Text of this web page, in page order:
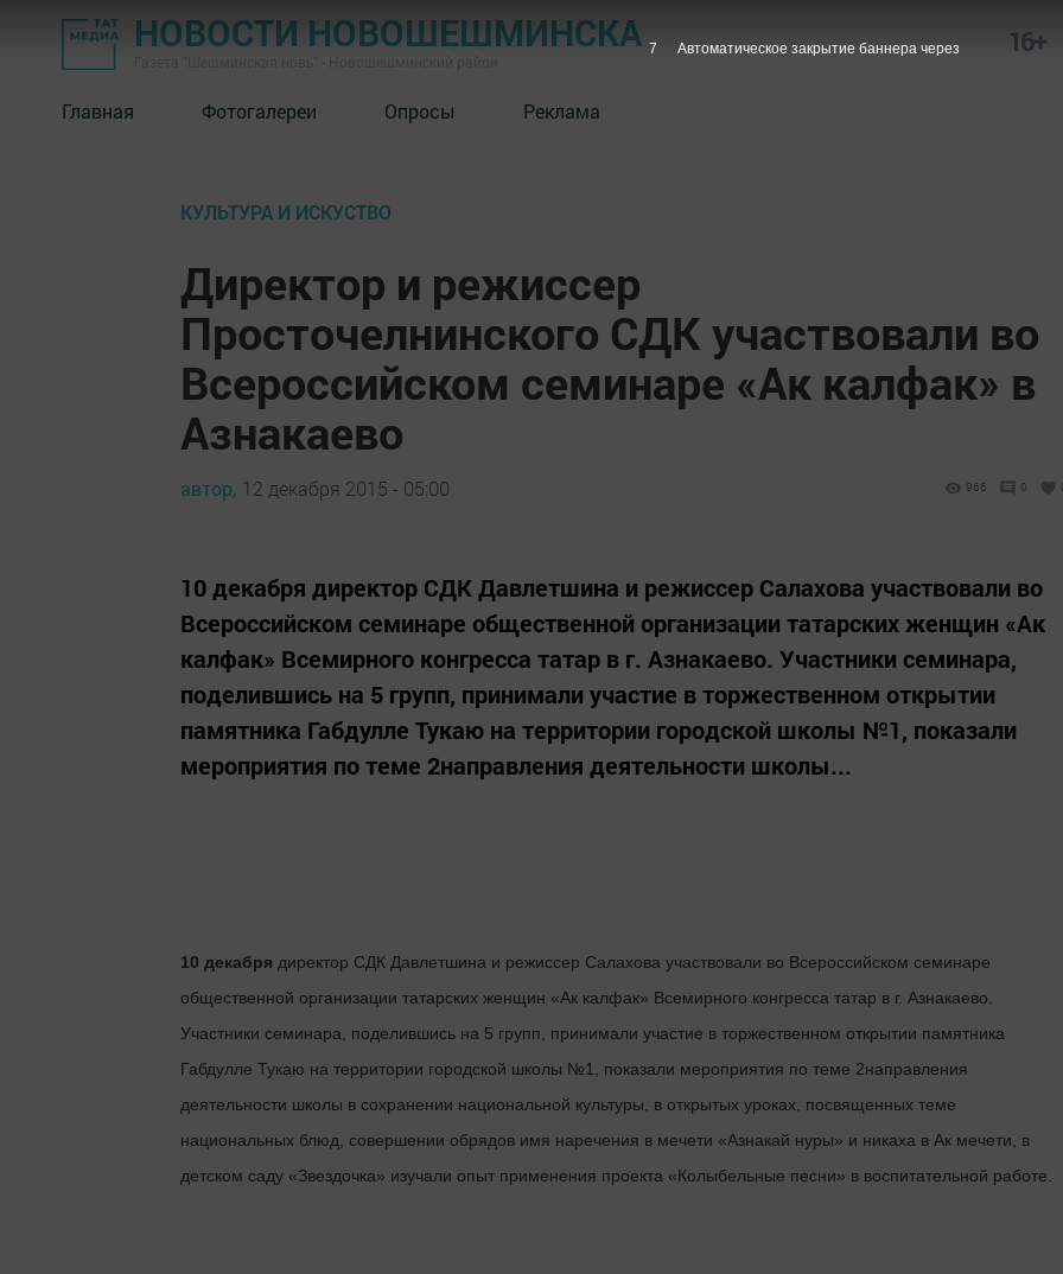
НОВОСТИ НОВОШЕШМИНСКА 16+
Главная Фотогалереи Опросы Реклама
КУЛЬТУРА И ИСКУСТВО
Директор и режиссер
Просточелнинского СДК участвовали во
Всероссийском семинаре «Ак калфак» в
Азнакаево
автор, 12 декабря 2015 - 05:00 966 0
10 декабря директор СДК Давлетшина и режиссер Салахова участвовали во
Всероссийском семинаре общественной организации татарских женщин «Ак
калфак» Всемирного конгресса татар в г. Азнакаево. Участники семинара,
поделившись на 5 групп, принимали участие в торжественном открытии
памятника Габдулле Тукаю на территории городской школы №1, показали
мероприятия по теме 2направления деятельности школы...
10 декабря директор СДК Давлетшина и режиссер Салахова участвовали во Всероссийском семинаре
общественной организации татарских женщин «Ак калфак» Всемирного конгресса татар в г. Азнакаево.
Участники семинара, поделившись на 5 групп, принимали участие в торжественном открытии памятника
Габдулле Тукаю на территории городской школы №1, показали мероприятия по теме 2направления
деятельности школы в сохранении национальной культуры, в открытых уроках, посвященных теме
национальных блюд, совершении обрядов имя наречения в мечети «Азнакай нуры» и никаха в Ак мечети, в
детском саду «Звездочка» изучали опыт применения проекта «Колыбельные песни» в воспитательной работе.
6 Автоматическое закрытие баннера через